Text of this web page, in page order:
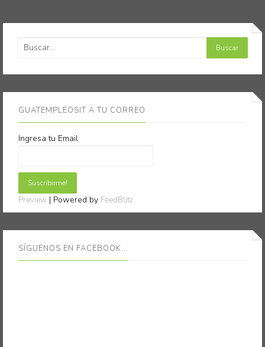
GUATEMPLEOSIT A TU CORREO
Ingresa tu Email
Preview | Powered by FeedBlitz
SÍGUENOS EN FACEBOOK...